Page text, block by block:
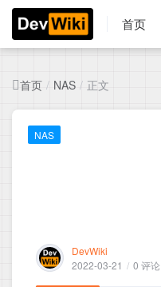
首页
首页 / NAS / 正文
NAS
DevWiki
2022-03-21 / 0 评论